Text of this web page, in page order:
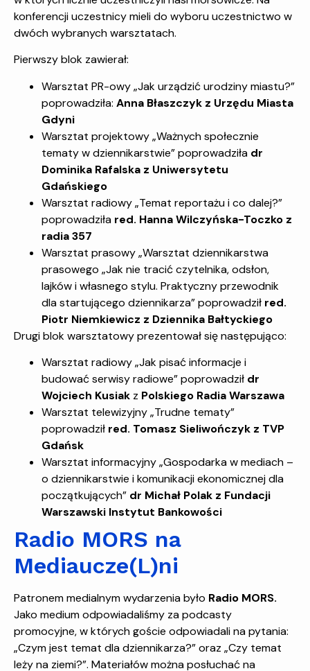
konferencji uczestnicy mieli do wyboru uczestnictwo w
dwóch wybranych warsztatach.
Pierwszy blok zawierał:
Warsztat PR-owy „Jak urządzić urodziny miastu?”
poprowadziła: Anna Błaszczyk z Urzędu Miasta
Gdyni
Warsztat projektowy „Ważnych społecznie
tematy w dziennikarstwie” poprowadziła dr
Dominika Rafalska z Uniwersytetu
Gdańskiego
Warsztat radiowy „Temat reportażu i co dalej?”
poprowadziła red. Hanna Wilczyńska-Toczko z
radia 357
Warsztat prasowy „Warsztat dziennikarstwa
prasowego „Jak nie tracić czytelnika, odsłon,
lajków i własnego stylu. Praktyczny przewodnik
dla startującego dziennikarza” poprowadził red.
Piotr Niemkiewicz z Dziennika Bałtyckiego
Drugi blok warsztatowy prezentował się następująco:
Warsztat radiowy „Jak pisać informacje i
budować serwisy radiowe” poprowadził dr
Wojciech Kusiak z Polskiego Radia Warszawa
Warsztat telewizyjny „Trudne tematy”
poprowadził red. Tomasz Sieliwończyk z TVP
Gdańsk
Warsztat informacyjny „Gospodarka w mediach –
o dziennikarstwie i komunikacji ekonomicznej dla
początkujących” dr Michał Polak z Fundacji
Warszawski Instytut Bankowości
Radio MORS na
Mediaucze(L)ni
Patronem medialnym wydarzenia było Radio MORS.
Jako medium odpowiadaliśmy za podcasty
promocyjne, w których goście odpowiadali na pytania:
„Czym jest temat dla dziennikarza?” oraz „Czy temat
leży na ziemi?”. Materiałów można posłuchać na